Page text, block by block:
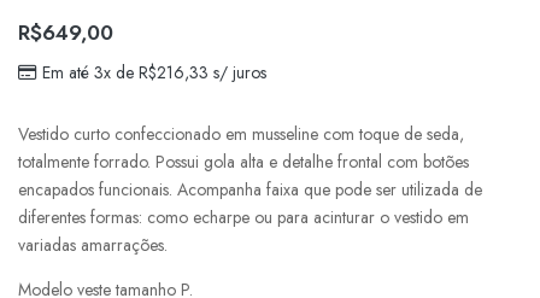
R$649,00
Em até 3x de R$216,33 s/ juros
Vestido curto confeccionado em musseline com toque de seda,
totalmente forrado. Possui gola alta e detalhe frontal com botões
encapados funcionais. Acompanha faixa que pode ser utilizada de
diferentes formas: como echarpe ou para acinturar o vestido em
variadas amarrações.
Modelo veste tamanho P.